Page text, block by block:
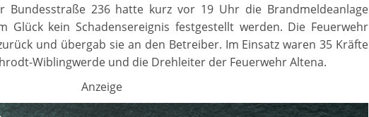
Bundesstraße 236 hatte kurz vor 19 Uhr die Brandmeldeanlage
Glück kein Schadensereignis festgestellt werden. Die Feuerwehr
und übergab sie an den Betreiber. Im Einsatz waren 35 Kräfte
Wiblingwerde und die Drehleiter der Feuerwehr Altena.
Anzeige